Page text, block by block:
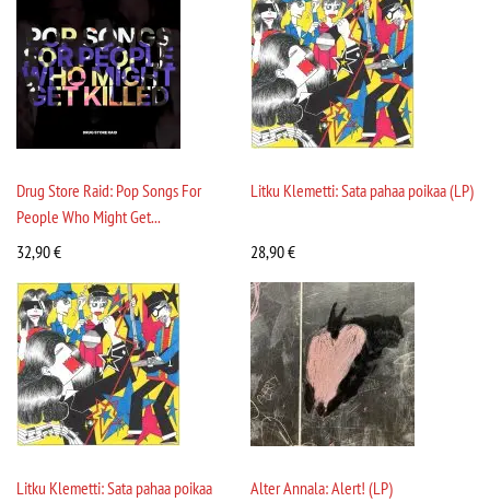
Drug Store Raid: Pop Songs For
People Who Might Get...
32,90€
Litku Klemetti: Sata pahaa poikaa (LP)
28,90€
Litku Klemetti: Sata pahaa poikaa
Alter Annala: Alert! (LP)